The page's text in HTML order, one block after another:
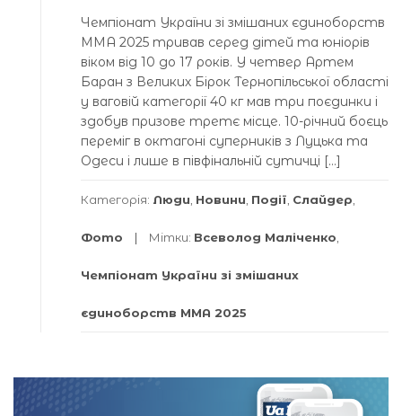
Чемпіонат України зі змішаних єдиноборств
ММА 2025 тривав серед дітей та юніорів
віком від 10 до 17 років. У четвер Артем
Баран з Великих Бірок Тернопільської області
у ваговій категорії 40 кг мав три поєдинки і
здобув призове третє місце. 10-річний боєць
переміг в октагоні суперників з Луцька та
Одеси і лише в півфінальній сутичці […]
Категорія: Люди Новини Події Слайдер
Фото Мітки: Всеволод Маліченко
Чемпіонат України зі змішаних
єдиноборств ММА 2025